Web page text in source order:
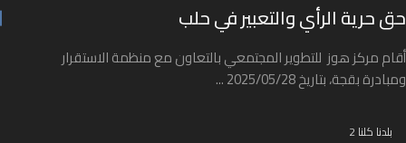
حق حرية الرأي والتعبير في حلب
أقام مركز هوز للتطوير المجتمعي بالتعاون مع منظمة الاستقرار
ومبادرة بقجة، بتاريخ 2025/05/28 ...
بلدنا كلنا 2